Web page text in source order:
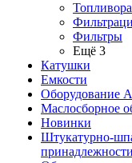
Фильтры
Ещё 3
Катушки
Емкости
Оборудование
Маслосборное
Новинки
Штукатурно-
принадлежности